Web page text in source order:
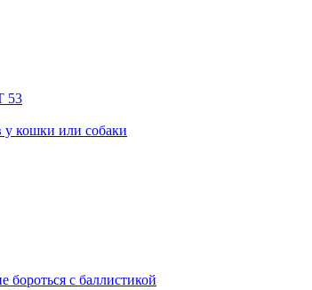
53
у кошки или собаки